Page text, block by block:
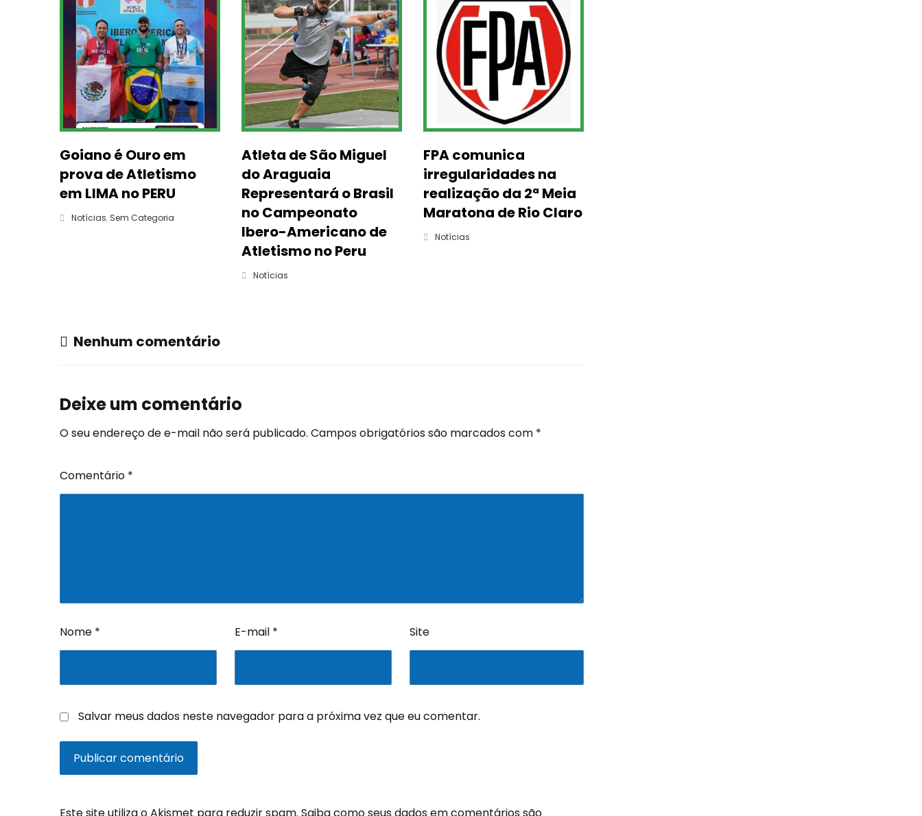
Goiano é Ouro em
prova de Atletismo
em LIMA no PERU
Notícias, Sem Categoria
Atleta de São Miguel
do Araguaia
Representará o Brasil
no Campeonato
Ibero-Americano de
Atletismo no Peru
Notícias
FPA comunica
irregularidades na
realização da 2ª Meia
Maratona de Rio Claro
Notícias
Nenhum comentário
Deixe um comentário
O seu endereço de e-mail não será publicado. Campos obrigatórios são marcados com *
Comentário *
Nome * E-mail * Site
Salvar meus dados neste navegador para a próxima vez que eu comentar.